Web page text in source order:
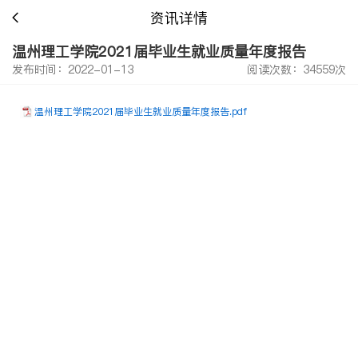
资讯详情
温州理工学院2021届毕业生就业质量年度报告
发布时间：2022-01-13 阅读次数：34559次
温州理工学院2021届毕业生就业质量年度报告.pdf